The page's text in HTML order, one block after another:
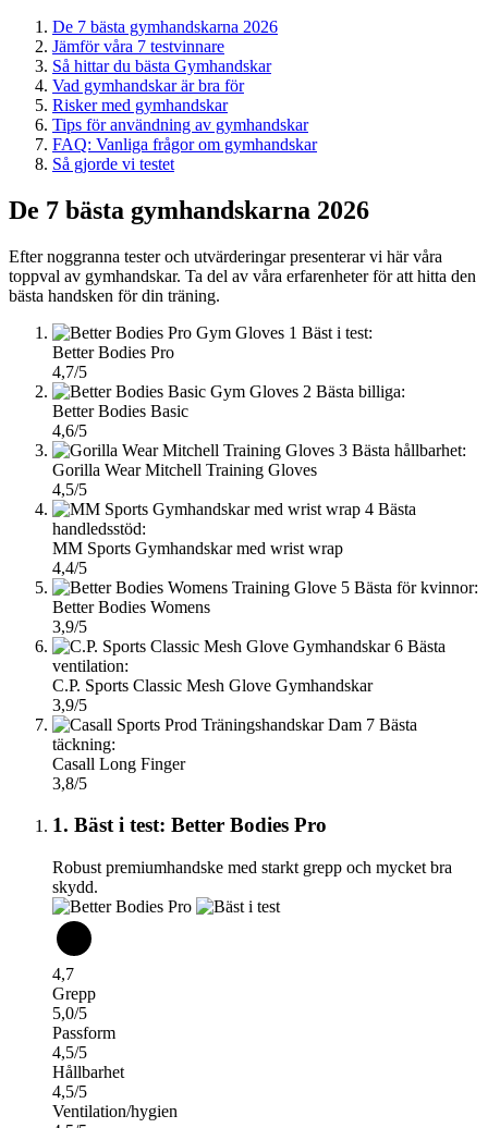
De 7 bästa gymhandskarna 2026
Jämför våra 7 testvinnare
Så hittar du bästa Gymhandskar
Vad gymhandskar är bra för
Risker med gymhandskar
Tips för användning av gymhandskar
FAQ: Vanliga frågor om gymhandskar
Så gjorde vi testet
De 7 bästa gymhandskarna 2026
Efter noggranna tester och utvärderingar presenterar vi här våra
toppval av gymhandskar. Ta del av våra erfarenheter för att hitta den
bästa handsken för din träning.
1 Bäst i test:
Better Bodies Pro
4,7/5
2 Bästa billiga:
Better Bodies Basic
4,6/5
3 Bästa hållbarhet:
Gorilla Wear Mitchell Training Gloves
4,5/5
4 Bästa
handledsstöd:
MM Sports Gymhandskar med wrist wrap
4,4/5
5 Bästa för kvinnor:
Better Bodies Womens
3,9/5
6 Bästa
ventilation:
C.P. Sports Classic Mesh Glove Gymhandskar
3,9/5
7 Bästa
täckning:
Casall Long Finger
3,8/5
1. Bäst i test: Better Bodies Pro
Robust premiumhandske med starkt grepp och mycket bra
skydd.
4,7
Grepp
5,0/5
Passform
4,5/5
Hållbarhet
4,5/5
Ventilation/hygien